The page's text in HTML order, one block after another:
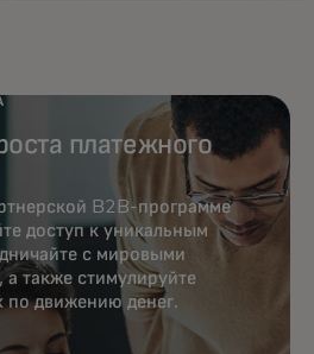
платежного
B2B-программе
доступ к уникальным
с мировыми
также стимулируйте
по движению денег.